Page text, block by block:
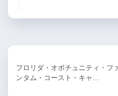
フロリダ・オポチュニティ・フ
ンタム・コースト・キャ…